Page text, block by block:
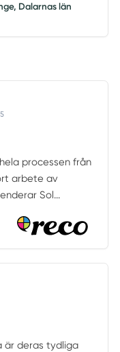
Dalarnas län
processen från
arbete av
Sol...
är deras tydliga